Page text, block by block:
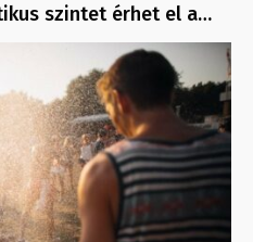
szintet érhet el a…